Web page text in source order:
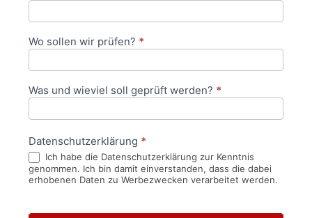
Wo sollen wir prüfen? *
Was und wieviel soll geprüft werden? *
Datenschutzerklärung *
Ich habe die Datenschutzerklärung zur Kenntnis
genommen. Ich bin damit einverstanden, dass die dabei
erhobenen Daten zu Werbezwecken verarbeitet werden.